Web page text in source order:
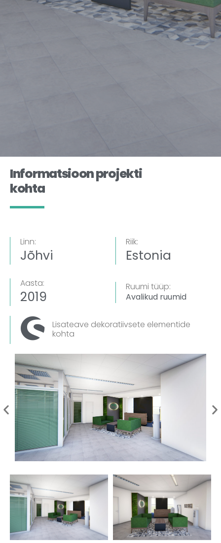
Informatsioon projekti
kohta
Linn:
Jõhvi
Riik:
Estonia
Aasta:
2019
Ruumi tüüp:
Avalikud ruumid
Lisateave dekoratiivsete elementide
kohta